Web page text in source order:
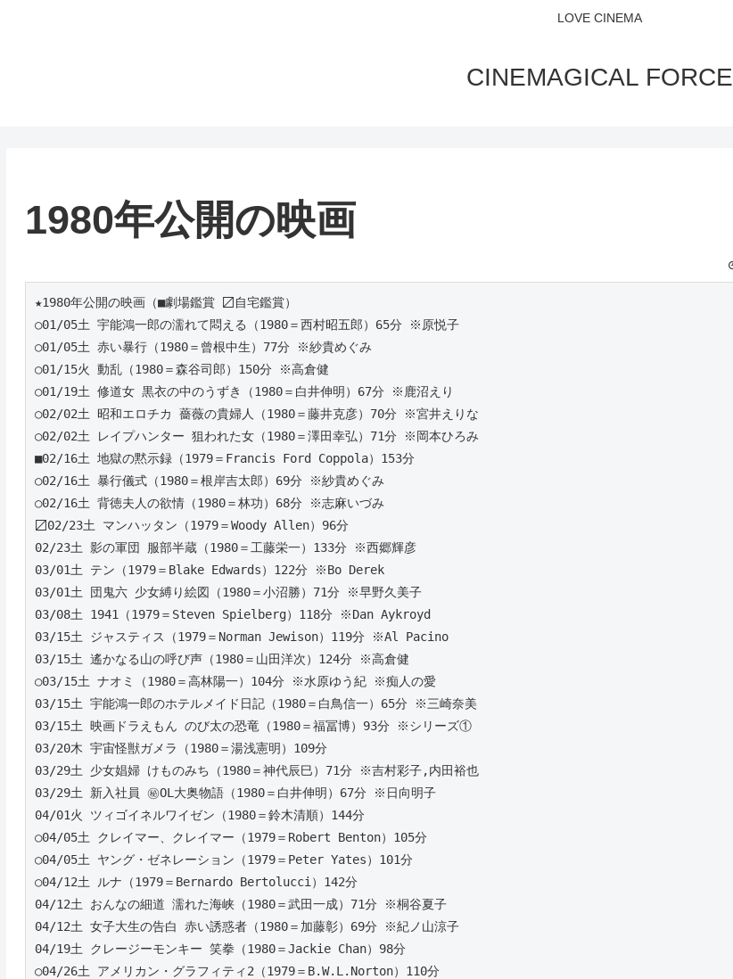
LOVE CINEMA
CINEMAGICAL FORCE
1980年公開の映画
★1980年公開の映画（■劇場鑑賞 〼自宅鑑賞）
○01/05土 宇能鴻一郎の濡れて悶える（1980＝西村昭五郎）65分 ※原悦子
○01/05土 赤い暴行（1980＝曾根中生）77分 ※紗貴めぐみ
○01/15火 動乱（1980＝森谷司郎）150分 ※高倉健
○01/19土 修道女 黒衣の中のうずき（1980＝白井伸明）67分 ※鹿沼えり
○02/02土 昭和エロチカ 薔薇の貴婦人（1980＝藤井克彦）70分 ※宮井えりな
○02/02土 レイプハンター 狙われた女（1980＝澤田幸弘）71分 ※岡本ひろみ
■02/16土 地獄の黙示録（1979＝Francis Ford Coppola）153分
○02/16土 暴行儀式（1980＝根岸吉太郎）69分 ※紗貴めぐみ
○02/16土 背徳夫人の欲情（1980＝林功）68分 ※志麻いづみ
〼02/23土 マンハッタン（1979＝Woody Allen）96分
02/23土 影の軍団 服部半蔵（1980＝工藤栄一）133分 ※西郷輝彦
03/01土 テン（1979＝Blake Edwards）122分 ※Bo Derek
03/01土 団鬼六 少女縛り絵図（1980＝小沼勝）71分 ※早野久美子
03/08土 1941（1979＝Steven Spielberg）118分 ※Dan Aykroyd
03/15土 ジャスティス（1979＝Norman Jewison）119分 ※Al Pacino
03/15土 遙かなる山の呼び声（1980＝山田洋次）124分 ※高倉健
○03/15土 ナオミ（1980＝高林陽一）104分 ※水原ゆう紀 ※痴人の愛
03/15土 宇能鴻一郎のホテルメイド日記（1980＝白鳥信一）65分 ※三崎奈美
03/15土 映画ドラえもん のび太の恐竜（1980＝福冨博）93分 ※シリーズ①
03/20木 宇宙怪獣ガメラ（1980＝湯浅憲明）109分
03/29土 少女娼婦 けものみち（1980＝神代辰巳）71分 ※吉村彩子,内田裕也
03/29土 新入社員 ㊙OL大奥物語（1980＝白井伸明）67分 ※日向明子
04/01火 ツィゴイネルワイゼン（1980＝鈴木清順）144分
○04/05土 クレイマー、クレイマー（1979＝Robert Benton）105分
○04/05土 ヤング・ゼネレーション（1979＝Peter Yates）101分
○04/12土 ルナ（1979＝Bernardo Bertolucci）142分
04/12土 おんなの細道 濡れた海峡（1980＝武田一成）71分 ※桐谷夏子
04/12土 女子大生の告白 赤い誘惑者（1980＝加藤彰）69分 ※紀ノ山涼子
04/19土 クレージーモンキー 笑拳（1980＝Jackie Chan）98分
○04/26土 アメリカン・グラフィティ2（1979＝B.W.L.Norton）110分